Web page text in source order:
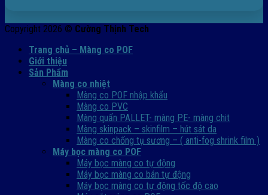
Copyright 2026 © Cường Thịnh Tech
Trang chủ – Màng co POF
Giới thiệu
Sản Phẩm
Màng co nhiệt
Màng co POF nhập khẩu
Màng co PVC
Màng quấn PALLET- màng PE- màng chit
Màng skinpack – skinfilm – hút sát da
Màng co chống tụ sương – ( anti-fog shrink film )
Máy bọc màng co POF
Máy bọc màng co tự động
Máy bọc màng co bán tự động
Máy bọc màng co tự động tốc độ cao